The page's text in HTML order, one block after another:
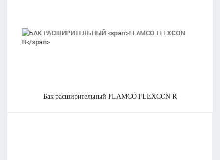
бак расширительный FLAMCO FLEXCON R